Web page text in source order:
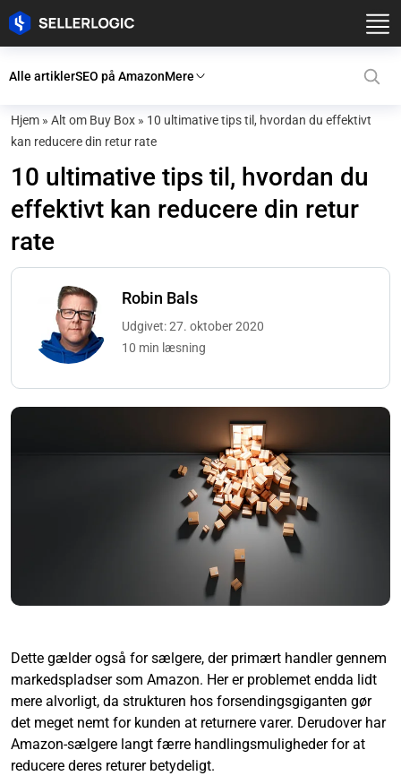
Alle artiklerSEO på AmazonMere
Hjem » Alt om Buy Box » 10 ultimative tips til, hvordan du effektivt
kan reducere din retur rate
10 ultimative tips til, hvordan du
effektivt kan reducere din retur
rate
Robin Bals
Udgivet: 27. oktober 2020
10 min læsning
Dette gælder også for sælgere, der primært handler gennem
markedspladser som Amazon. Her er problemet endda lidt
mere alvorligt, da strukturen hos forsendingsgiganten gør
det meget nemt for kunden at returnere varer. Derudover har
Amazon-sælgere langt færre handlingsmuligheder for at
reducere deres returer betydeligt.